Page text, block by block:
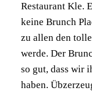
Restaurant Kle.
keine Brunch
zu allen den
werde. Der
so gut, dass wir
haben.